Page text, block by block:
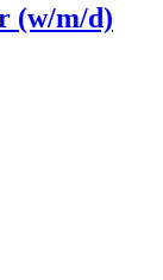
(w/m/d)